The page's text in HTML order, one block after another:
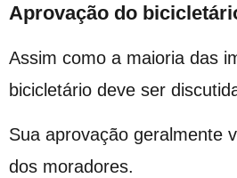
Aprovação do
Assim como a maioria das
bicicletário deve ser
Sua aprovação geralmente
dos moradores.